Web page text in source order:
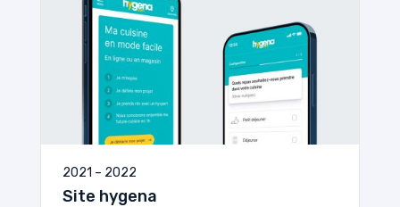
2021 – 2022
Site hygena